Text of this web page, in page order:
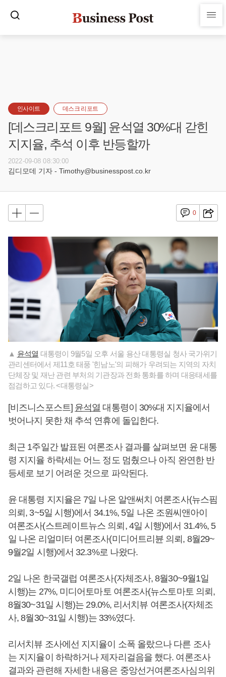
인사이트 데스크 리포트
[데스크리포트 9월] 윤석열 30%대 갇힌
지지율, 추석 이후 반등할까
2022-09-08 08:30:00
김디모데 기자 - Timothy@businesspost.co.kr
0
▲ 윤석열 대통령이 9월5일 오후 서울 용산 대통령실 청사 국가위기
관리센터에서 제11호 태풍 '힌남노'의 피해가 우려되는 지역의 자치
단체장 및 재난 관련 부처의 기관장과 전화 통화를 하며 대응태세를
점검하고 있다. <대통령실>
[비즈니스포스트] 윤석열 대통령이 30%대 지지율에서
벗어나지 못한 채 추석 연휴에 돌입한다.
최근 1주일간 발표된 여론조사 결과를 살펴보면 윤 대통
령 지지율 하락세는 어느 정도 멈췄으나 아직 완연한 반
등세로 보기 어려운 것으로 파악된다.
윤 대통령 지지율은 7일 나온 알앤써치 여론조사(뉴스핌
의뢰, 3~5일 시행)에서 34.1%, 5일 나온 조원씨앤아이
여론조사(스트레이트뉴스 의뢰, 4일 시행)에서 31.4%, 5
일 나온 리얼미터 여론조사(미디어트리뷴 의뢰, 8월29~
9월2일 시행)에서 32.3%로 나왔다.
2일 나온 한국갤럽 여론조사(자체조사, 8월30~9월1일
시행)는 27%, 미디어토마토 여론조사(뉴스토마토 의뢰,
8월30~31일 시행)는 29.0%, 리서치뷰 여론조사(자체조
사, 8월30~31일 시행)는 33%였다.
리서치뷰 조사에선 지지율이 소폭 올랐으나 다른 조사
는 지지율이 하락하거나 제자리걸음을 했다. 여론조사
결과와 관련해 자세한 내용은 중앙선거여론조사심의위